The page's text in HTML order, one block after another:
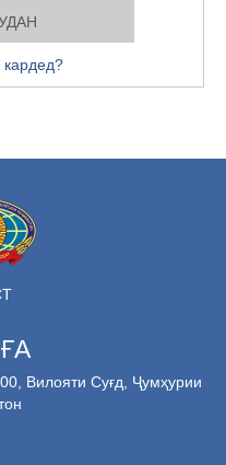
Вилояти Суғд, Ҷумҳурии